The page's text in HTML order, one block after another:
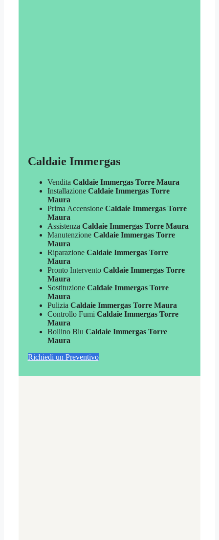
Caldaie Immergas
Vendita Caldaie Immergas Torre Maura
Installazione Caldaie Immergas Torre
Maura
Prima Accensione Caldaie Immergas Torre
Maura
Assistenza Caldaie Immergas Torre Maura
Manutenzione Caldaie Immergas Torre
Maura
Riparazione Caldaie Immergas Torre
Maura
Pronto Intervento Caldaie Immergas Torre
Maura
Sostituzione Caldaie Immergas Torre
Maura
Pulizia Caldaie Immergas Torre Maura
Controllo Fumi Caldaie Immergas Torre
Maura
Bollino Blu Caldaie Immergas Torre
Maura
Richiedi un Preventivo